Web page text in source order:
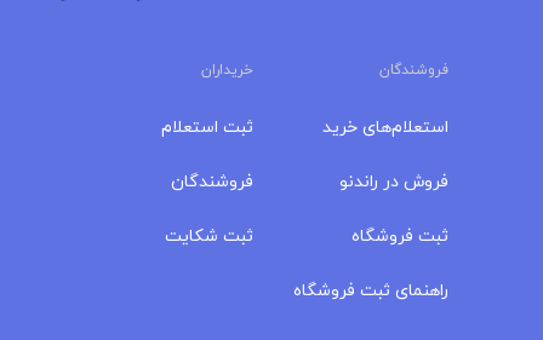
فروشندگان خریداران
استعلام‌های خرید
فروش در راندنو
ثبت فروشگاه
راهنمای ثبت فروشگاه
ثبت استعلام
فروشندگان
ثبت شکایت